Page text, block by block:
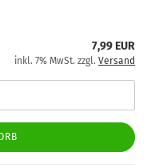
7,99 EUR
inkl. 7% MwSt. zzgl. Versand